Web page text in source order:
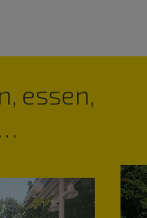
essen,